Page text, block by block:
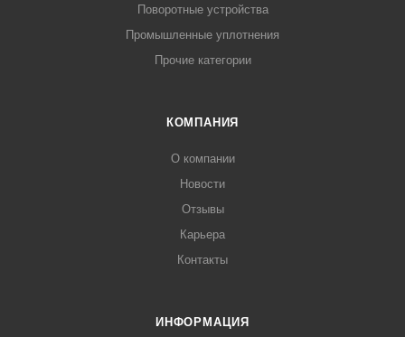
Поворотные устройства
Промышленные уплотнения
Прочие категории
КОМПАНИЯ
О компании
Новости
Отзывы
Карьера
Контакты
ИНФОРМАЦИЯ